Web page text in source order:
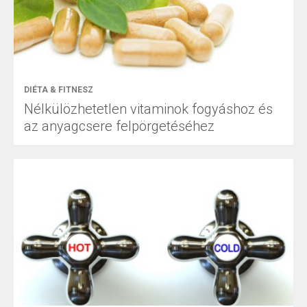
DIÉTA & FITNESZ
Nélkülözhetetlen vitaminok fogyáshoz és
az anyagcsere felpörgetéséhez